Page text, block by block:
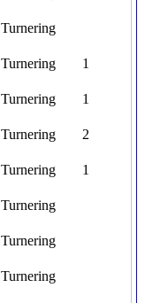
Turnering
Turnering
1
Turnering
1
Turnering
2
Turnering
1
Turnering
Turnering
Turnering